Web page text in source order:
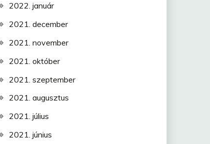
2022. január
2021. december
2021. november
2021. október
2021. szeptember
2021. augusztus
2021. július
2021. június